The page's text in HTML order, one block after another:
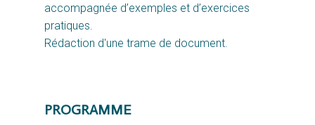
accompagnée d’exemples et d’exercices
pratiques.
Rédaction d'une trame de document.
PROGRAMME